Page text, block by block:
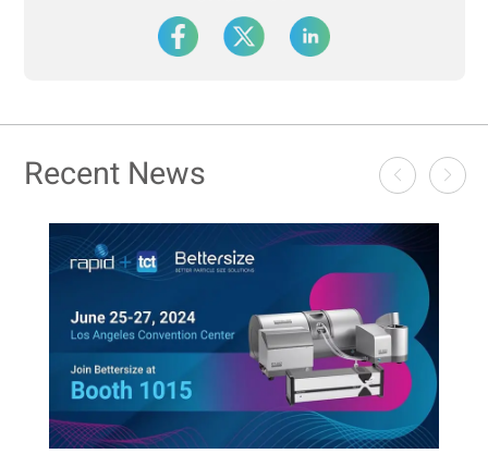
Recent News